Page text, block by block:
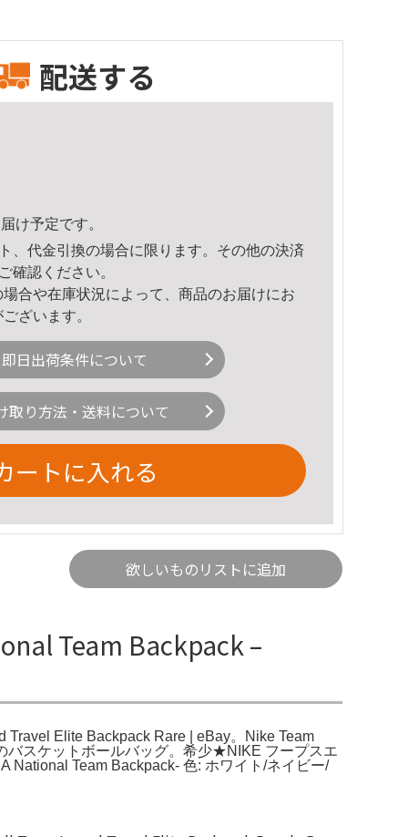
配送する
け予定です。
、代金引換の場合に限ります。その他の決済
確認ください。
合や在庫状況によって、商品のお届けにお
ざいます。
即日出荷条件について
取り方法・送料について
ートに入れる
欲しいものリストに追加
Team Backpack –
Elite Backpack Rare | eBay。Nike Team
バスケットボールバッグ。希少★NIKE フープスエ
Team Backpack- 色: ホワイト/ネイビー/